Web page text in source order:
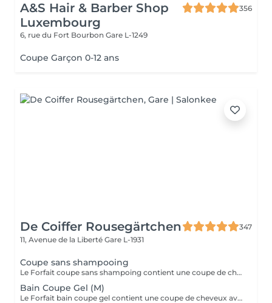
A&S Hair & Barber Shop
Luxembourg
356
6, rue du Fort Bourbon Gare L-1249
Coupe Garçon 0-12 ans
De Coiffer Rousegärtchen
347
11, Avenue de la Liberté Gare L-1931
Coupe sans shampooing
Le Forfait coupe sans shampoing contient une coupe de cheveux sans shampoing pour les étudiants. En cas de questions veuillez appeler au +352 26 35 02 89.
Bain Coupe Gel (M)
Le Forfait bain coupe gel contient une coupe de cheveux avec shampoing et l'application d'un produit de finition (Gel, Cire, Laque, etc.) pour les étudiants. En cas de questions veuillez appeler au +352 26 35 02 89.